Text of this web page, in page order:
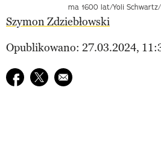
ma 1600 lat/Yoli
Szymon Zdziebłowski
Opublikowano: 27.03.2024,
Udostępnij na facebook
Udostępnij na twitter
E-mail do przyjaciela